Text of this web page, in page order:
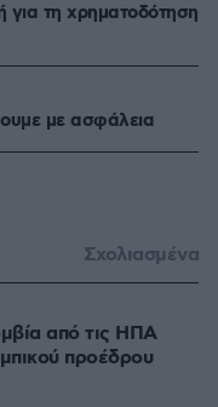
για τη χρηματοδότηση
με ασφάλεια
Σχολιασμένα
από τις ΗΠΑ
προέδρου